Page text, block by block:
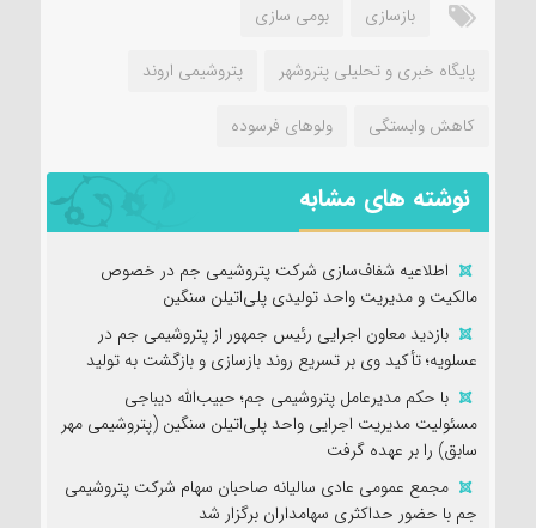
بازسازی بومی سازی
پایگاه خبری و تحلیلی پتروشهر پتروشیمی اروند
کاهش وابستگی ولوهای فرسوده
نوشته های مشابه
اطلاعیه شفاف‌سازی شرکت پتروشیمی جم در خصوص
مالکیت و مدیریت واحد تولیدی پلی‌اتیلن سنگین
بازدید معاون اجرایی رئیس جمهور از پتروشیمی جم در
عسلویه؛ تأکید وی بر تسریع روند بازسازی و بازگشت به تولید
با حکم مدیرعامل پتروشیمی جم؛ حبیب‌الله دیباجی
مسئولیت مدیریت اجرایی واحد پلی‌اتیلن سنگین (پتروشیمی مهر
سابق) را بر عهده گرفت
مجمع عمومی عادی سالیانه صاحبان سهام شرکت پتروشیمی
جم با حضور حداکثری سهامداران برگزار شد